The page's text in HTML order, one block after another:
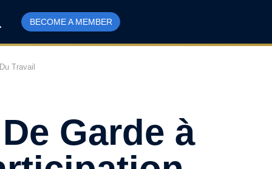
BECOME A MEMBER
Travail
Garde à